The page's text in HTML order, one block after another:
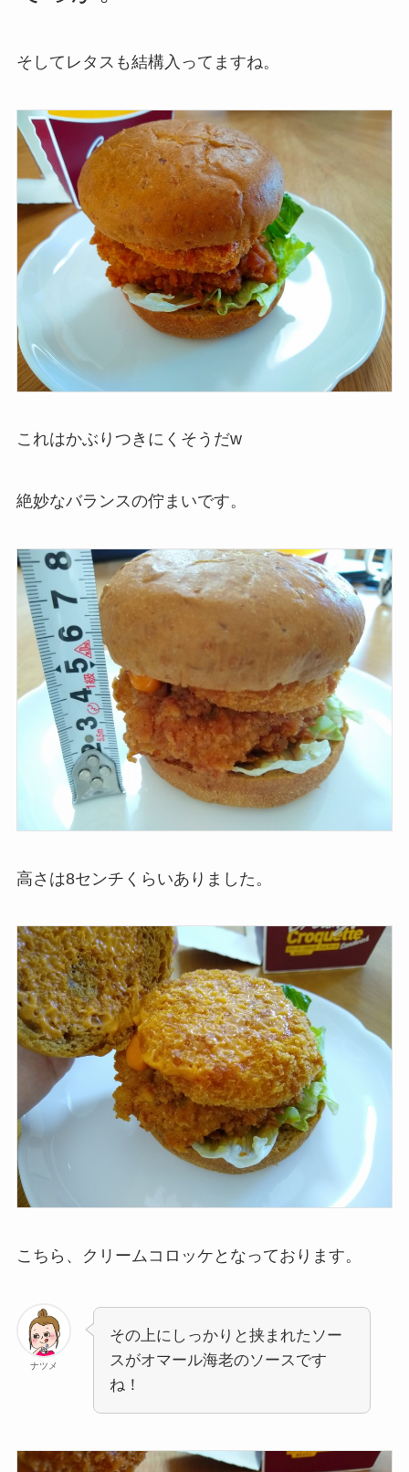
そしてレタスも結構入ってますね。
これはかぶりつきにくそうだw
絶妙なバランスの佇まいです。
高さは8センチくらいありました。
こちら、クリームコロッケとなっております。
ナツメ
その上にしっかりと挟まれたソー
スがオマール海老のソースです
ね！